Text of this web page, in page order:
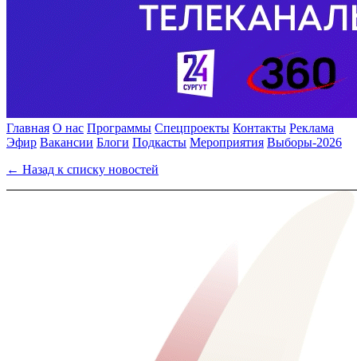
Главная О нас Программы Спецпроекты Контакты Реклама
Эфир Вакансии Блоги Подкасты Мероприятия Выборы-2026
← Назад к списку новостей